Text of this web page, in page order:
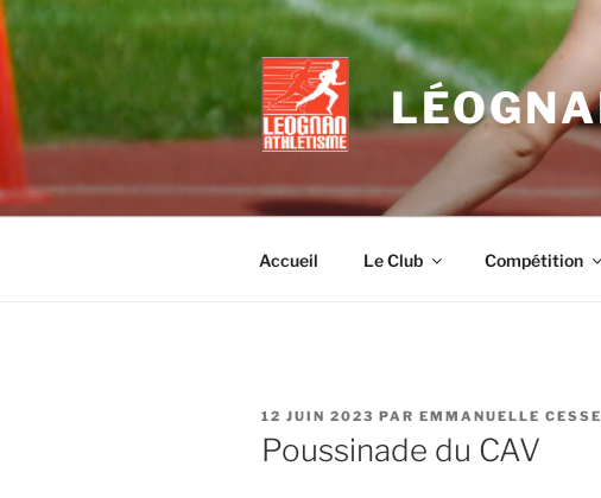
Aller
au
contenu
principal
Accueil Le Club Compétition
PUBLIÉ
LE
12 JUIN 2023 PAR EMMANUELLE
Poussinade du CAV